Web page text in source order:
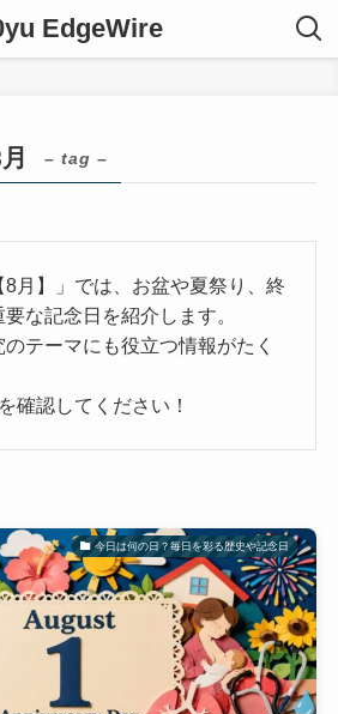
EdgeWire
– tag –
8月】」では、お盆や夏祭り、終
な記念日を紹介します。
テーマにも役立つ情報がたく
確認してください！
今日は何の日？毎日を彩る歴史や記念日